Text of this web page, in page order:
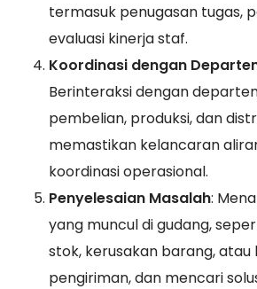
termasuk penugasan tugas,
evaluasi kinerja staf.
Koordinasi dengan
Berinteraksi dengan
pembelian, produksi, dan
memastikan kelancaran
koordinasi operasional.
Penyelesaian Masalah:
yang muncul di gudang,
stok, kerusakan barang,
pengiriman, dan mencari